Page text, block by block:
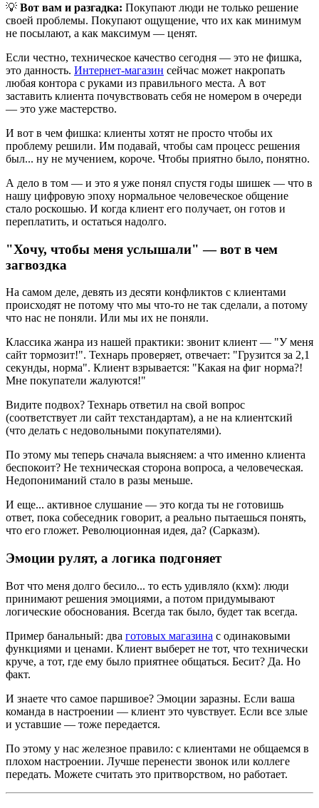
💡 Вот вам и разгадка: Покупают люди не только решение
своей проблемы. Покупают ощущение, что их как минимум
не посылают, а как максимум — ценят.
Если честно, техническое качество сегодня — это не фишка,
это данность. Интернет-магазин сейчас может накропать
любая контора с руками из правильного места. А вот
заставить клиента почувствовать себя не номером в очереди
— это уже мастерство.
И вот в чем фишка: клиенты хотят не просто чтобы их
проблему решили. Им подавай, чтобы сам процесс решения
был... ну не мучением, короче. Чтобы приятно было, понятно.
А дело в том — и это я уже понял спустя годы шишек — что в
нашу цифровую эпоху нормальное человеческое общение
стало роскошью. И когда клиент его получает, он готов и
переплатить, и остаться надолго.
"Хочу, чтобы меня услышали" — вот в чем
загвоздка
На самом деле, девять из десяти конфликтов с клиентами
происходят не потому что мы что-то не так сделали, а потому
что нас не поняли. Или мы их не поняли.
Классика жанра из нашей практики: звонит клиент — "У меня
сайт тормозит!". Технарь проверяет, отвечает: "Грузится за 2,1
секунды, норма". Клиент взрывается: "Какая на фиг норма?!
Мне покупатели жалуются!"
Видите подвох? Технарь ответил на свой вопрос
(соответствует ли сайт техстандартам), а не на клиентский
(что делать с недовольными покупателями).
По этому мы теперь сначала выясняем: а что именно клиента
беспокоит? Не техническая сторона вопроса, а человеческая.
Недопониманий стало в разы меньше.
И еще... активное слушание — это когда ты не готовишь
ответ, пока собеседник говорит, а реально пытаешься понять,
что его гложет. Революционная идея, да? (Сарказм).
Эмоции рулят, а логика подгоняет
Вот что меня долго бесило... то есть удивляло (кхм): люди
принимают решения эмоциями, а потом придумывают
логические обоснования. Всегда так было, будет так всегда.
Пример банальный: два готовых магазина с одинаковыми
функциями и ценами. Клиент выберет не тот, что технически
круче, а тот, где ему было приятнее общаться. Бесит? Да. Но
факт.
И знаете что самое паршивое? Эмоции заразны. Если ваша
команда в настроении — клиент это чувствует. Если все злые
и уставшие — тоже передается.
По этому у нас железное правило: с клиентами не общаемся в
плохом настроении. Лучше перенести звонок или коллеге
передать. Можете считать это притворством, но работает.